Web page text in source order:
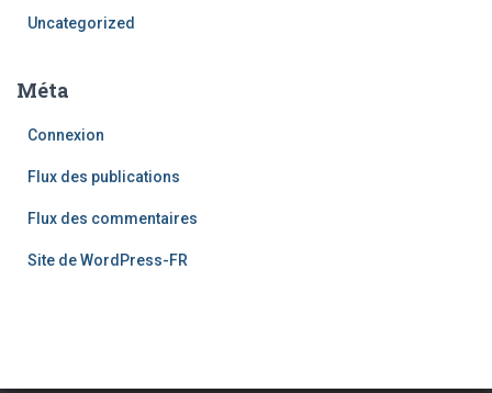
Uncategorized
Méta
Connexion
Flux des publications
Flux des commentaires
Site de WordPress-FR